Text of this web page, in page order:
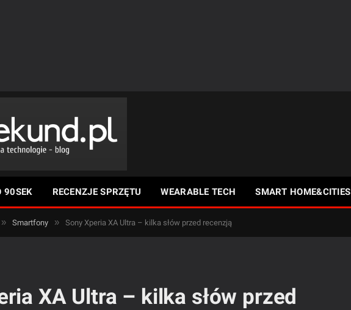
90SEK RECENZJE SPRZĘTU WEARABLE TECH SMART HOME&CITIES
» Smartfony » Sony Xperia XA Ultra – kilka słów przed recenzją
XA Ultra – kilka słów przed